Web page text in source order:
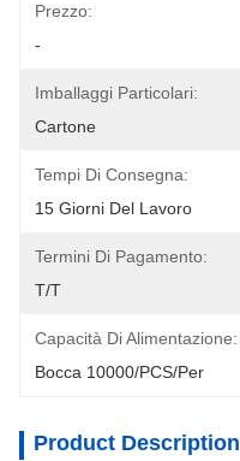
Prezzo:
-
Imballaggi Particolari:
Cartone
Tempi Di Consegna:
15 Giorni Del Lavoro
Termini Di Pagamento:
T/T
Capacità Di Alimentazione:
Bocca 10000/PCS/Per
Product Description